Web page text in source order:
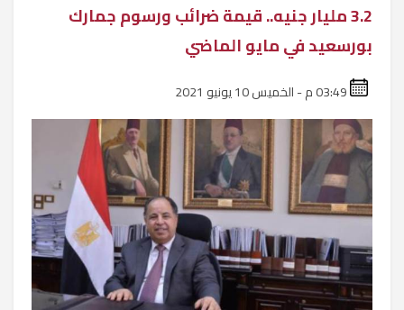
3.2 مليار جنيه.. قيمة ضرائب ورسوم جمارك
بورسعيد في مايو الماضي